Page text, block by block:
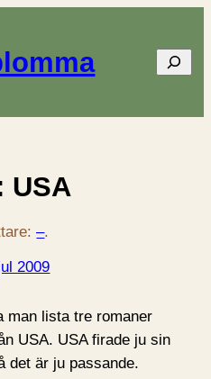
Sök
USA
–.
2009
man lista tre romaner
USA. USA firade ju sin
det är ju passande.